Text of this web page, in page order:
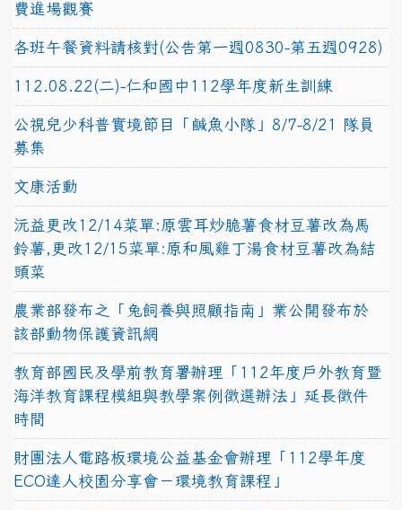
費進場觀賽
各班午餐資料請核對(公告第一週0830-第五週0928)
112.08.22(二)-仁和國中112學年度新生訓練
公視兒少科普實境節目「鹹魚小隊」8/7-8/21 隊員
募集
文康活動
沅益更改12/14菜單:原雲耳炒脆薯食材豆薯改為馬
鈴薯,更改12/15菜單:原和風雞丁湯食材豆薯改為結
頭菜
農業部發布之「兔飼養與照顧指南」業公開發布於
該部動物保護資訊網
教育部國民及學前教育署辦理「112年度戶外教育暨
海洋教育課程模組與教學案例徵選辦法」延長徵件
時間
財團法人電路板環境公益基金會辦理「112學年度
ECO達人校園分享會－環境教育課程」